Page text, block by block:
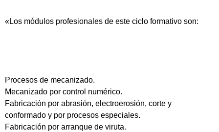
«Los módulos profesionales de este ciclo formativo son:
Procesos de mecanizado.
Mecanizado por control numérico.
Fabricación por abrasión, electroerosión, corte y
conformado y por procesos especiales.
Fabricación por arranque de viruta.